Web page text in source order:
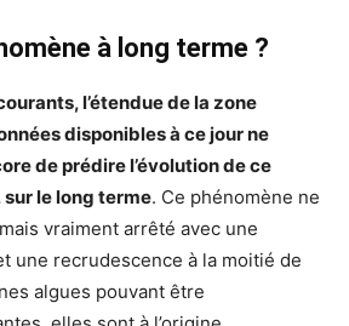
à long terme ?
l’étendue de la zone
disponibles à ce jour ne
de prédire l’évolution de ce
le long terme. Ce phénomène ne
vraiment arrêté avec une
une recrudescence à la moitié de
algues pouvant être